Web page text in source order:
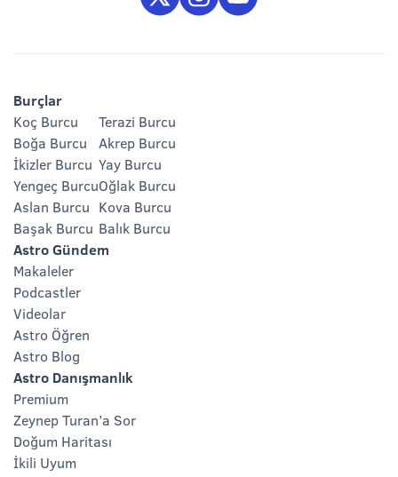
Burçlar
Koç Burcu
Boğa Burcu
İkizler Burcu
Yengeç Burcu
Aslan Burcu
Başak Burcu
Terazi Burcu
Akrep Burcu
Yay Burcu
Oğlak Burcu
Kova Burcu
Balık Burcu
Astro Gündem
Makaleler
Podcastler
Videolar
Astro Öğren
Astro Blog
Astro Danışmanlık
Premium
Zeynep Turan’a Sor
Doğum Haritası
İkili Uyum